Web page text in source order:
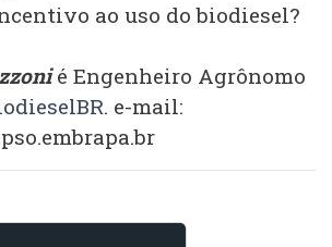
ao uso do biodiesel?
é Engenheiro Agrônomo
. e-mail: